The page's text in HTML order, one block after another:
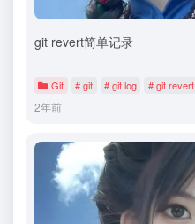
git revert简单记录
Git # git # git log # git revert
2年前